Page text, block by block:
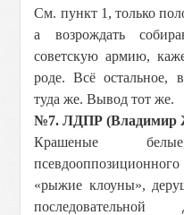
См. пункт 1, только
а возрождать
советскую армию,
роде. Всё остальное,
туда же. Вывод тот же.
№7. ЛДПР (Владимир
Крашеные
«рыжие клоуны»,
последовательной